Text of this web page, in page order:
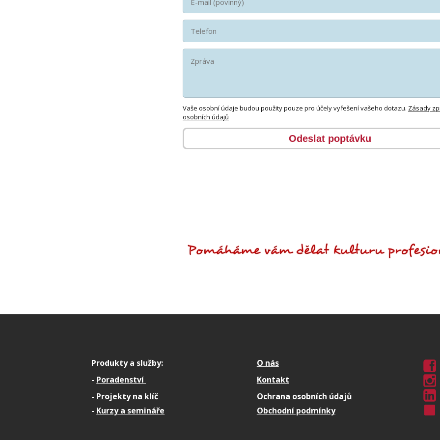
Vaše osobní údaje budou použity pouze pro účely vyřešení vašeho dotazu. Zásady
osobních údajů
Odeslat poptávku
Produkty a služby:
- Poradenství
- Projekty na klíč
- Kurzy a semináře
O nás
Kontakt
Ochrana osobních údajů
Obchodní podmínky